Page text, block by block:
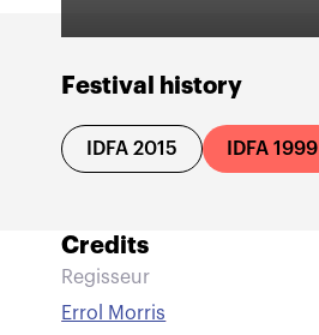
Festival history
IDFA 2015 IDFA 1999
Credits
Regisseur
Errol Morris